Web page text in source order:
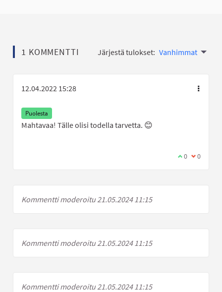
1 KOMMENTTI Järjestä tulokset: Vanhimmat
12.04.2022 15:28
Puolesta
Mahtavaa! Tälle olisi todella tarvetta. 😊
Olen samaa
0 Olen eri
0
Kommentti moderoitu 21.05.2024 11:15
Kommentti moderoitu 21.05.2024 11:15
Kommentti moderoitu 21.05.2024 11:15